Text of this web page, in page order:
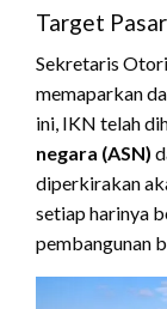
Target
Sekretaris
memaparkan
ini, IKN telah
negara (ASN)
diperkirakan
setiap harinya
pembangunan